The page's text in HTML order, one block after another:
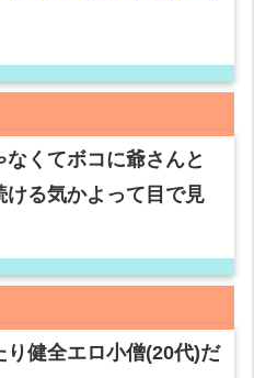
くてボコに爺さんと
る気かよって目で見
り健全エロ小僧(20代)だ